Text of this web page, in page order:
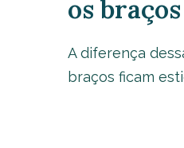
os
A diferença
braços ficam